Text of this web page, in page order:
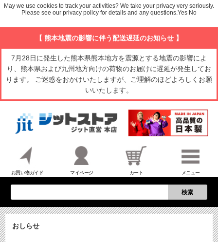
【 熊本地震の影響に伴う配送遅延のお知らせ 】
7月28日に発生した熊本県熊本地方を震源とする地震の影響によ
り、熊本県および九州地方向けの荷物のお届けに遅延が発生してお
ります。 ご迷惑をおかけいたしますが、ご理解のほどよろしくお願
いいたします。
お買い物ガイド マイページ カート メニュー
検索
おしらせ
May we use cookies to track your activities? We take your privacy very seriously.
Please see our privacy policy for details and any questions.Yes No